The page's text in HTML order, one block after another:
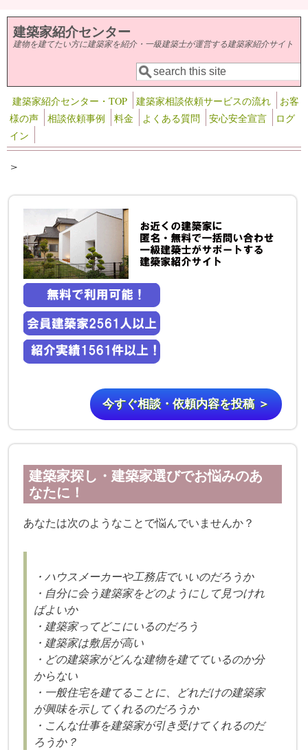
メインコンテンツに移動
建築家紹介センター
建物を建てたい方に建築家を紹介・一級建築士が運営する建築家紹介サイト
検索フォーム
検索
建築家紹介センター・TOP 建築家相談依頼サービスの流れ
お客
様の声
相談依頼事例 料金 よくある質問 安心安全宣言
ログ
イン
>
今すぐ相談・依頼内容を投稿 ＞
建築家探し・建築家選びでお悩みのあ
なたに！
あなたは次のようなことで悩んでいませんか？
・ハウスメーカーや工務店でいいのだろうか
・自分に会う建築家をどのようにして見つけれ
ばよいか
・建築家ってどこにいるのだろう
・建築家は敷居が高い
・どの建築家がどんな建物を建てているのか分
からない
・一般住宅を建てることに、どれだけの建築家
が興味を示してくれるのだろうか
・こんな仕事を建築家が引き受けてくれるのだ
ろうか？